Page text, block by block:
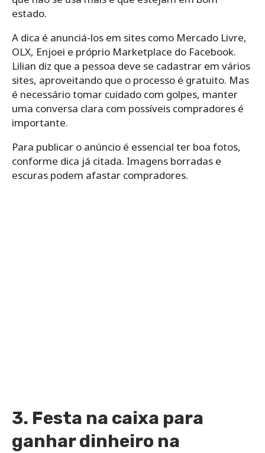
estado.
A dica é anunciá-los em sites como Mercado Livre,
OLX, Enjoei e próprio Marketplace do Facebook.
Lilian diz que a pessoa deve se cadastrar em vários
sites, aproveitando que o processo é gratuito. Mas
é necessário tomar cuidado com golpes, manter
uma conversa clara com possíveis compradores é
importante.
Para publicar o anúncio é essencial ter boa fotos,
conforme dica já citada. Imagens borradas e
escuras podem afastar compradores.
3. Festa na caixa para
ganhar dinheiro na